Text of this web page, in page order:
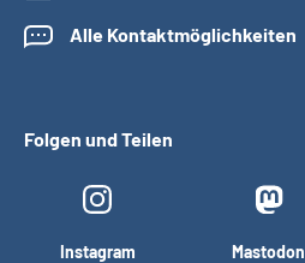
Alle Kontaktmöglichkeiten
Folgen und Teilen
Instagram Mastodon